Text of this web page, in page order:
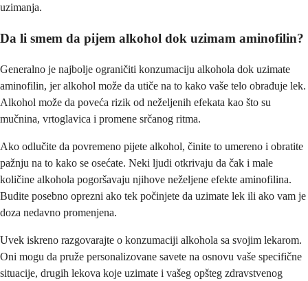
uzimanja.
Da li smem da pijem alkohol dok uzimam aminofilin?
Generalno je najbolje ograničiti konzumaciju alkohola dok uzimate
aminofilin, jer alkohol može da utiče na to kako vaše telo obrađuje lek.
Alkohol može da poveća rizik od neželjenih efekata kao što su
mučnina, vrtoglavica i promene srčanog ritma.
Ako odlučite da povremeno pijete alkohol, činite to umereno i obratite
pažnju na to kako se osećate. Neki ljudi otkrivaju da čak i male
količine alkohola pogoršavaju njihove neželjene efekte aminofilina.
Budite posebno oprezni ako tek počinjete da uzimate lek ili ako vam je
doza nedavno promenjena.
Uvek iskreno razgovarajte o konzumaciji alkohola sa svojim lekarom.
Oni mogu da pruže personalizovane savete na osnovu vaše specifične
situacije, drugih lekova koje uzimate i vašeg opšteg zdravstvenog